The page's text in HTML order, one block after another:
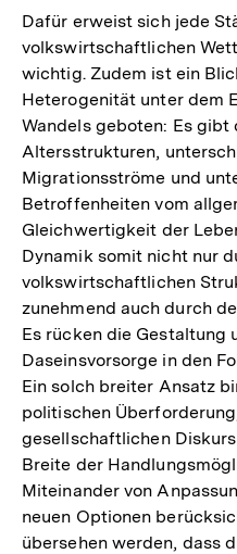
Dafür erweist sich jede
volkswirtschaftlichen
wichtig. Zudem ist ein
Heterogenität unter dem
Wandels geboten: Es
Altersstrukturen,
Migrationsströme und
Betroffenheiten vom
Gleichwertigkeit der
Dynamik somit nicht nur
volkswirtschaftlichen
zunehmend auch durch
Es rücken die Gestaltung
Daseinsvorsorge in den
Ein solch breiter Ansatz
politischen
gesellschaftlichen
Breite der
Miteinander von
neuen Optionen
übersehen werden, dass